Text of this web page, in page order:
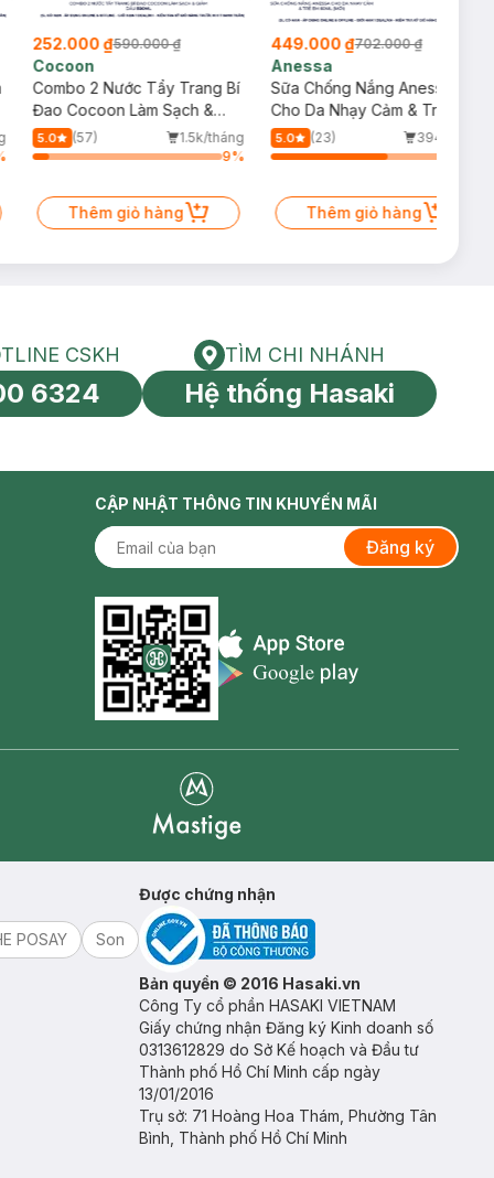
252.000 ₫590.000 ₫
Cocoon
Combo 2 Nước Tẩy Trang Bí
Đao Cocoon Làm Sạch &
Giảm Dầu 500ml
5.0 (57)
1.5k/tháng
9%
Thêm giỏ hàng
449.000 ₫702.000 ₫
Anessa
Sữa Chống Nắng Anessa
Cho Da Nhạy Cảm & Trẻ Em
60ml (Mới)
5.0 (23)
394/tháng
Thêm giỏ hàng
toàn cầu
HOTLINE CSKH
CSKH
6324
Tìm chi nhánh
TÌM CHI NHÁNH
Hệ thống Hasaki
CẬP NHẬT THÔNG TIN KHUYẾN MÃI
Đăng ký
Appstore icon
POSAY
Son
Được chứng nhận
Bản quyền © 2016 Hasaki.vn
Công Ty cổ phần HASAKI VIETNAM
Giấy chứng nhận Đăng ký Kinh doanh số
0313612829 do Sở Kế hoạch và Đầu tư
Thành phố Hồ Chí Minh cấp ngày
13/01/2016
Trụ sở: 71 Hoàng Hoa Thám, Phường Tân
Bình, Thành phố Hồ Chí Minh